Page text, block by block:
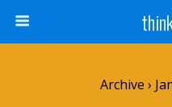
Archive ›